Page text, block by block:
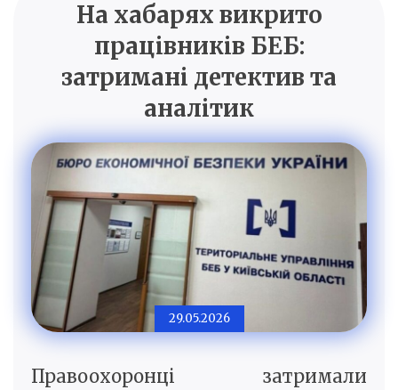
SVOI.DP.UA
Новини Дніпра
На хабарях викрито
працівників БЕБ:
затримані детектив та
аналітик
29.05.2026
Правоохоронці затримали